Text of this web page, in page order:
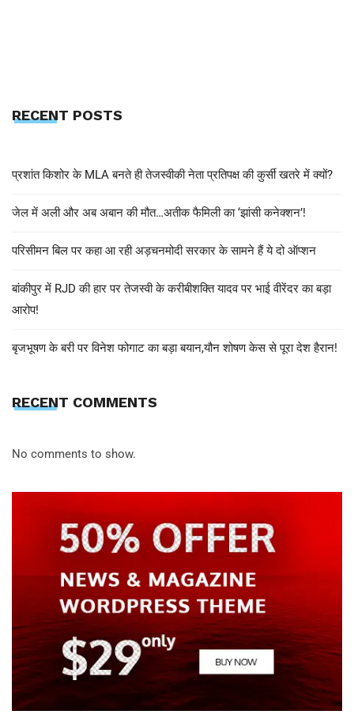
RECENT POSTS
प्रशांत किशोर के MLA बनते ही तेजस्वीकी नेता प्रतिपक्ष की कुर्सी खतरे में क्यों?
जेल में अली और अब अबान की मौत…अतीक फैमिली का ‘झांसी कनेक्शन’!
परिसीमन बिल पर कहा आ रही अड़चनमोदी सरकार के सामने हैं ये दो ऑप्शन
बांकीपुर में RJD की हार पर तेजस्वी के करीबीशक्ति यादव पर भाई वीरेंदर का बड़ा
आरोप!
बृजभूषण के बरी पर विनेश फोगाट का बड़ा बयान,यौन शोषण केस से पूरा देश हैरान!
RECENT COMMENTS
No comments to show.